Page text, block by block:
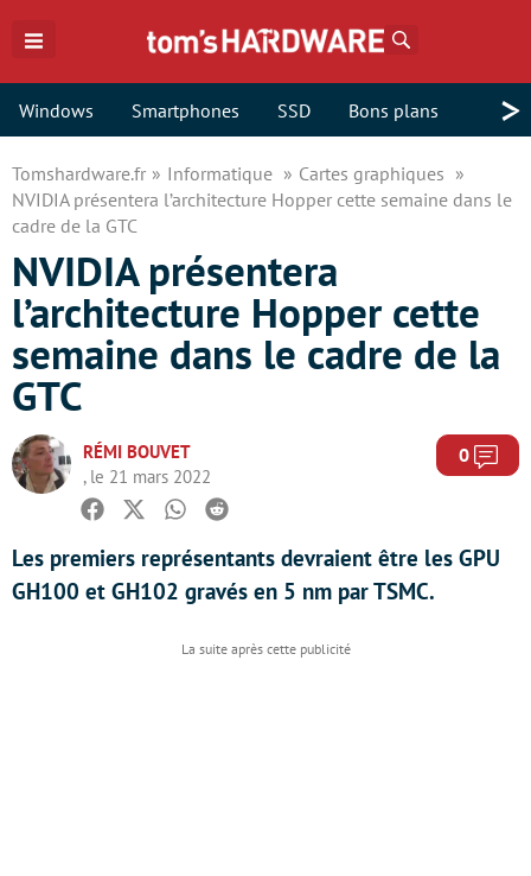
Windows Smartphones SSD Bons plans >
Tomshardware.fr Informatique
Cartes graphiques
NVIDIA présentera l’architecture Hopper cette semaine dans le
cadre de la GTC
NVIDIA présentera
l’architecture Hopper cette
semaine dans le cadre de la
GTC
RÉMI BOUVET
, le 21 mars 2022
0
Facebook
TwitterWhatsapp
Reddit
Les premiers représentants devraient être les GPU
GH100 et GH102 gravés en 5 nm par TSMC.